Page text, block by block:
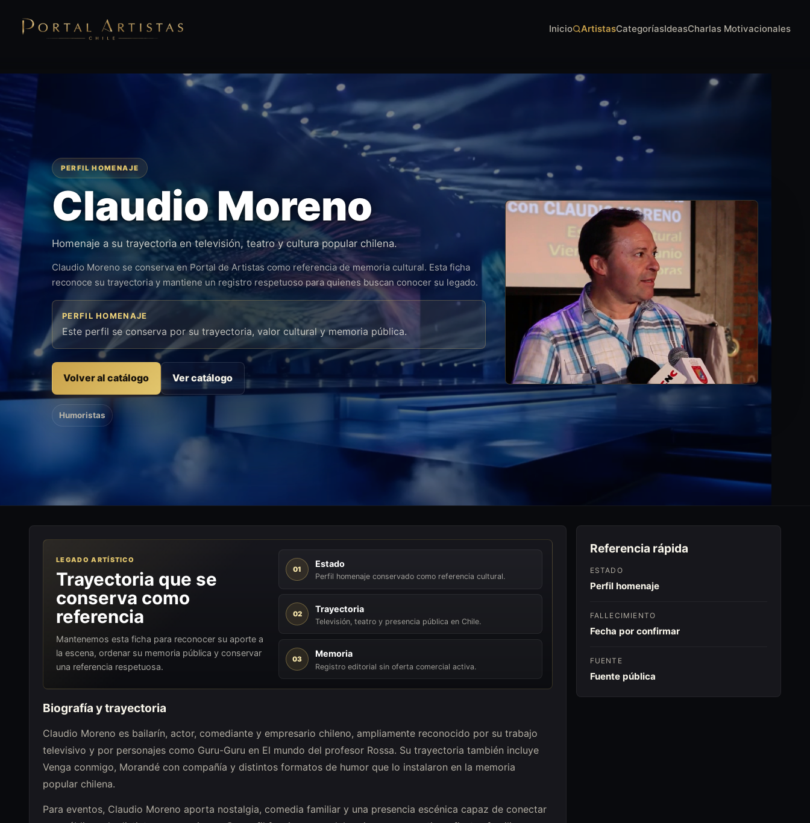
Inicio ArtistasCategoríasIdeasCharlas Motivacionales
PERFIL HOMENAJE
Claudio Moreno
Homenaje a su trayectoria en televisión, teatro y cultura popular chilena.
Claudio Moreno se conserva en Portal de Artistas como referencia de memoria cultural. Esta ficha
reconoce su trayectoria y mantiene un registro respetuoso para quienes buscan conocer su legado.
PERFIL HOMENAJE
Este perfil se conserva por su trayectoria, valor cultural y memoria pública.
Volver al catálogo Ver catálogo
Humoristas
LEGADO ARTÍSTICO
Trayectoria que se
conserva como
referencia
Mantenemos esta ficha para reconocer su aporte a
la escena, ordenar su memoria pública y conservar
una referencia respetuosa.
01
Estado
Perfil homenaje conservado como referencia cultural.
02
Trayectoria
Televisión, teatro y presencia pública en Chile.
03
Memoria
Registro editorial sin oferta comercial activa.
Biografía y trayectoria
Claudio Moreno es bailarín, actor, comediante y empresario chileno, ampliamente reconocido por su trabajo
televisivo y por personajes como Guru-Guru en El mundo del profesor Rossa. Su trayectoria también incluye
Venga conmigo, Morandé con compañía y distintos formatos de humor que lo instalaron en la memoria
popular chilena.
Para eventos, Claudio Moreno aporta nostalgia, comedia familiar y una presencia escénica capaz de conectar
Referencia rápida
ESTADO
Perfil homenaje
FALLECIMIENTO
Fecha por confirmar
FUENTE
Fuente pública